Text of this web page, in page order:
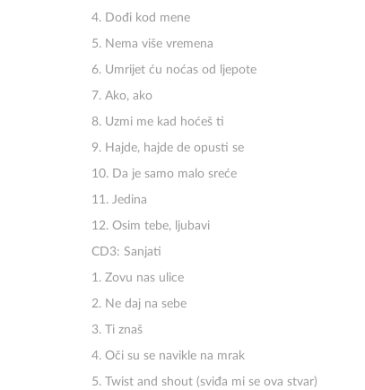
4. Dođi kod mene
5. Nema više vremena
6. Umrijet ću noćas od ljepote
7. Ako, ako
8. Uzmi me kad hoćeš ti
9. Hajde, hajde de opusti se
10. Da je samo malo sreće
11. Jedina
12. Osim tebe, ljubavi
CD3: Sanjati
1. Zovu nas ulice
2. Ne daj na sebe
3. Ti znaš
4. Oči su se navikle na mrak
5. Twist and shout (sviđa mi se ova stvar)